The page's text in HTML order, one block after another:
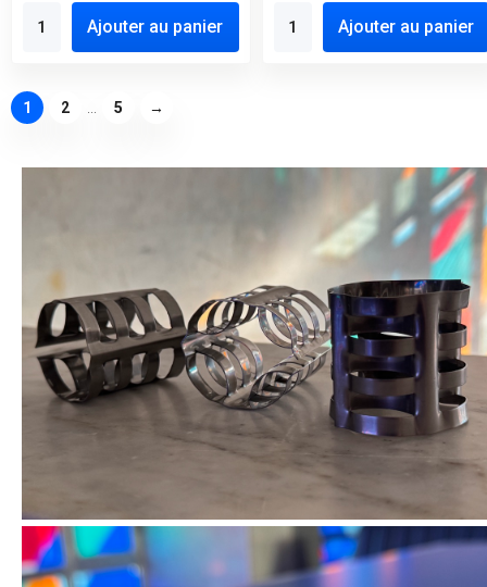
Ajouter au panier Ajouter au panier
1 2 ... 5 →